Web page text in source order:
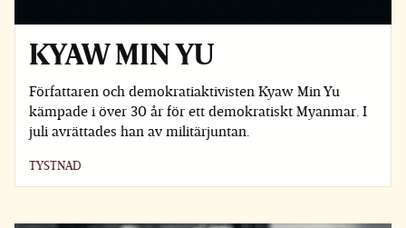
KYAW MIN YU
Författaren och demokratiaktivisten Kyaw Min Yu
kämpade i över 30 år för ett demokratiskt Myanmar. I
juli avrättades han av militärjuntan.
TYSTNAD